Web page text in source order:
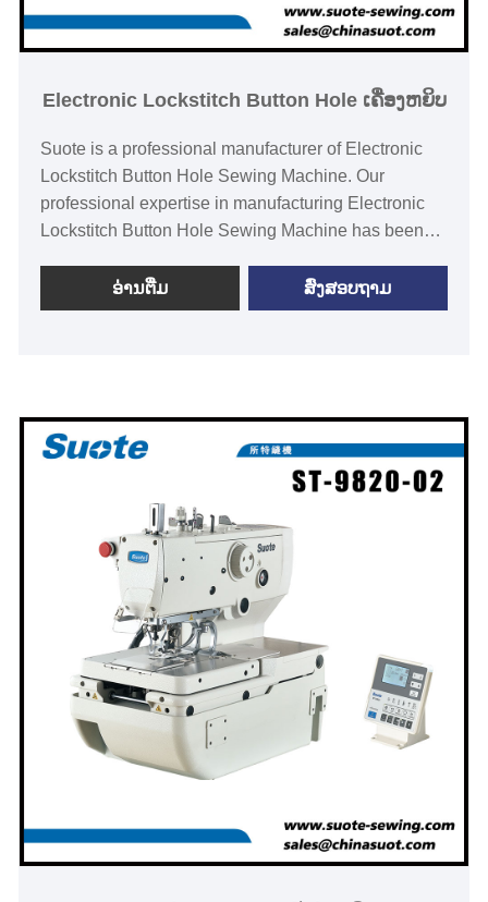
Electronic Lockstitch Button Hole ເຄື່ອງຫຍິບ
Suote is a professional manufacturer of Electronic
Lockstitch Button Hole Sewing Machine. Our
professional expertise in manufacturing Electronic
Lockstitch Button Hole Sewing Machine has been
specialized technologu, high-quality service system
of perfection and production experience for many
understand Electronic Lockstitch Button Hole
Sewing Machine.
ອ່ານ​ຕື່ມ ສົ່ງສອບຖາມ